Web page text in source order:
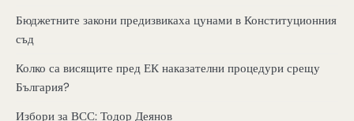
Бюджетните закони предизвикаха цунами в Конституционния
съд
Колко са висящите пред ЕК наказателни процедури срещу
България?
Избори за ВСС: Тодор Деянов